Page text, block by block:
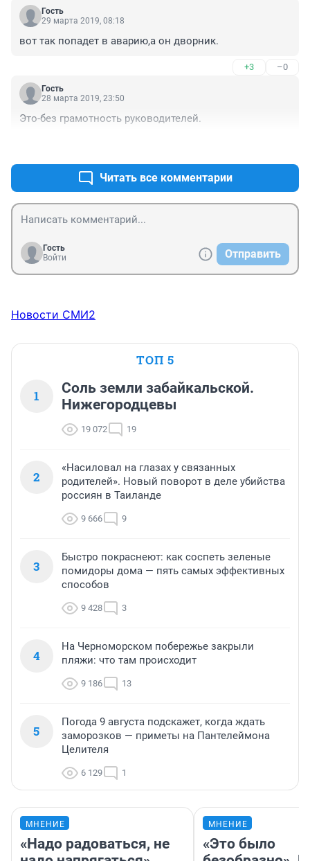
Гость
29 марта 2019, 08:18
вот так попадет в аварию,а он дворник.
+3 –0
Гость
28 марта 2019, 23:50
Это-без грамотность руководителей.
Читать все комментарии
Гость
Войти
Отправить
Новости СМИ2
ТОП 5
1
Соль земли забайкальской.
Нижегородцевы
19 072 19
2
«Насиловал на глазах у связанных
родителей». Новый поворот в деле убийства
россиян в Таиланде
9 666 9
3
Быстро покраснеют: как соспеть зеленые
помидоры дома — пять самых эффективных
способов
9 428 3
4
На Черноморском побережье закрыли
пляжи: что там происходит
9 186 13
5
Погода 9 августа подскажет, когда ждать
заморозков — приметы на Пантелеймона
Целителя
6 129 1
МНЕНИЕ
«Надо радоваться, не
МНЕНИЕ
«Это было